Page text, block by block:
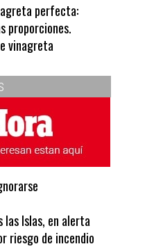
recetas de premio |
proporciones.
vinagreta